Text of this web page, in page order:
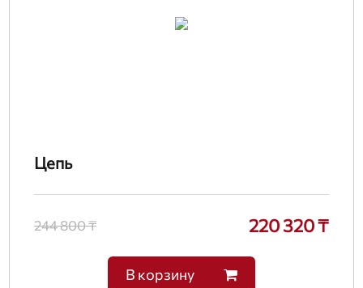
Цепь
244 800 ₸ 220 320 ₸
В корзину